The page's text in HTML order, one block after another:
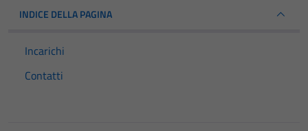
INDICE DELLA PAGINA
Incarichi
Contatti